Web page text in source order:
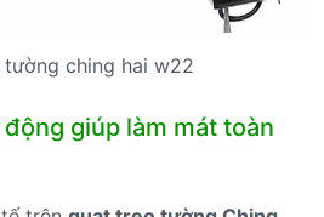
tường ching hai w22
giúp làm mát toàn